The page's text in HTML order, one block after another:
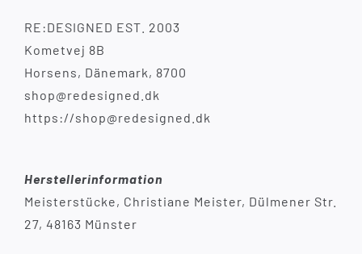
RE:DESIGNED EST. 2003
Kometvej 8B
Horsens, Dänemark, 8700
shop@redesigned.dk
https://shop@redesigned.dk
Herstellerinformation
Meisterstücke, Christiane Meister, Dülmener Str.
27, 48163 Münster